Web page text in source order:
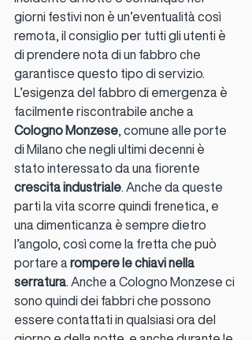
giorni festivi non è un’eventualità così
remota, il consiglio per tutti gli utenti è
di prendere nota di un fabbro che
garantisce questo tipo di servizio.
L’esigenza del fabbro di emergenza è
facilmente riscontrabile anche a
Cologno Monzese, comune alle porte
di Milano che negli ultimi decenni è
stato interessato da una fiorente
crescita industriale. Anche da queste
parti la vita scorre quindi frenetica, e
una dimenticanza è sempre dietro
l’angolo, così come la fretta che può
portare a rompere le chiavi nella
serratura. Anche a Cologno Monzese ci
sono quindi dei fabbri che possono
essere contattati in qualsiasi ora del